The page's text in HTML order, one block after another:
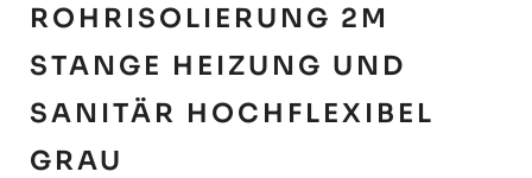
ROHRISOLIERUNG 2M
STANGE HEIZUNG UND
SANITÄR HOCHFLEXIBEL
GRAU